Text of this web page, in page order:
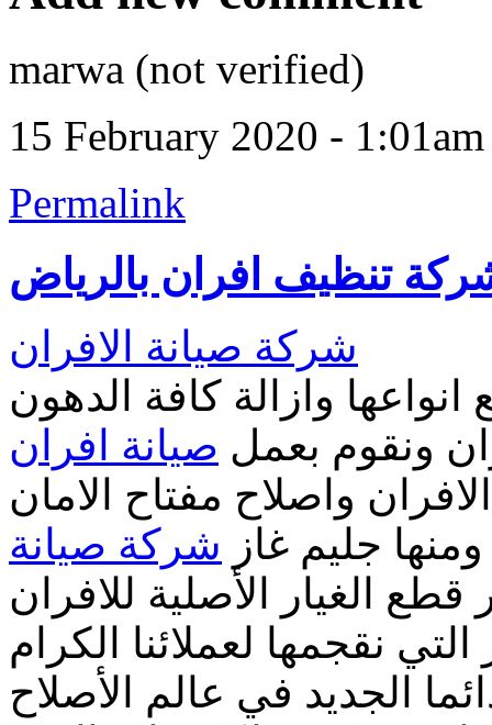
marwa (not verified)
15 February 2020 - 1:01am
Permalink
تنظيف افران بالرياض
شركة صيانة الافران
انواعها وازالة كافة الدهون
ونقوم بعمل صيانة افران
واصلاح مفتاح الامان
جليم غاز شركة صيانة
الغيار الأصلية للافران
الجديد في عالم الأصلاح